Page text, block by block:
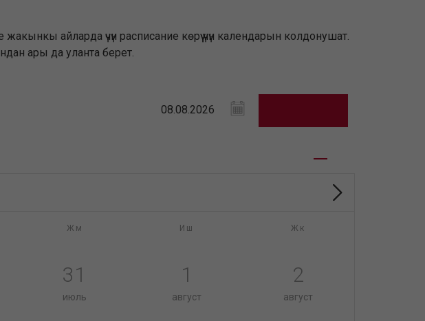
айларда үчүн расписание көрүү үчүн календарын колдонушат.
ары да уланта берет.
Жм Иш Жк
31
июль
1
август
2
август